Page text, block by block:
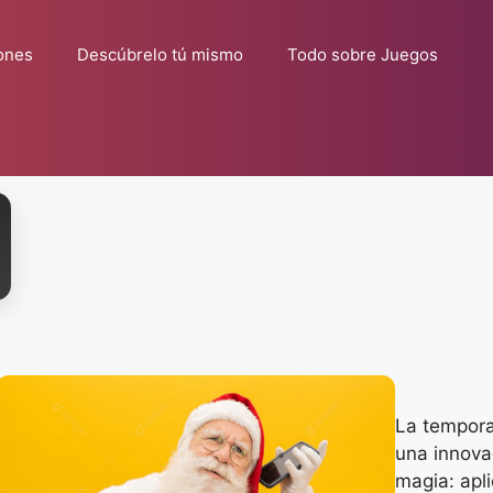
Descúbrelo tú mismo Todo sobre Juegos
La
una
magia: